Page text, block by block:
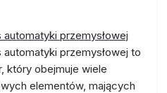
automatyki przemysłowej
automatyki przemysłowej to
który obejmuje wiele
elementów, mających